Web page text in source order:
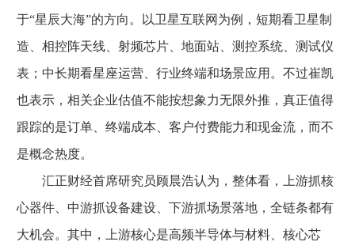
于“星辰大海”的方向。以卫星互联网为例，短期看卫星制
造、相控阵天线、射频芯片、地面站、测控系统、测试仪
表；中长期看星座运营、行业终端和场景应用。不过崔凯
也表示，相关企业估值不能按想象力无限外推，真正值得
跟踪的是订单、终端成本、客户付费能力和现金流，而不
是概念热度。
汇正财经首席研究员顾晨浩认为，整体看，上游抓核
心器件、中游抓设备建设、下游抓场景落地，全链条都有
大机会。其中，上游核心是高频半导体与材料、核心芯